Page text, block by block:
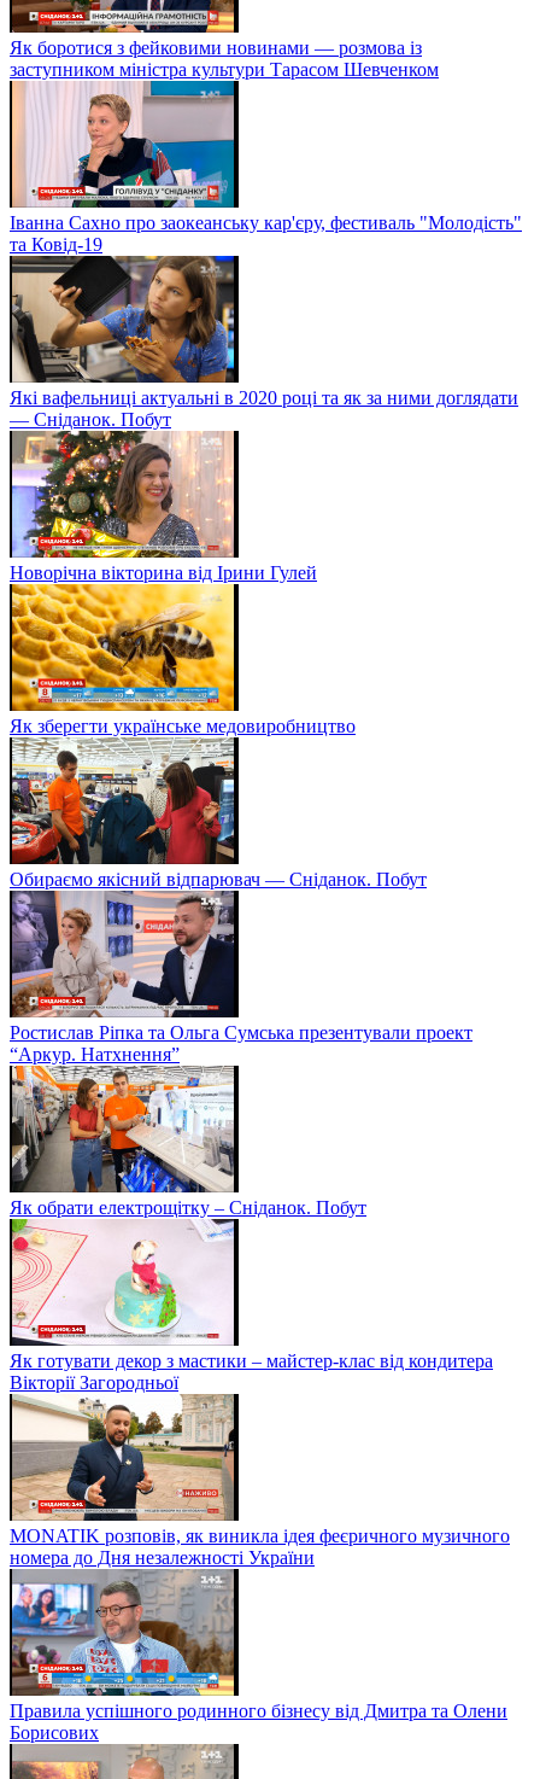
Як боротися з фейковими новинами — розмова із
заступником міністра культури Тарасом Шевченком
Іванна Сахно про заокеанську кар'єру, фестиваль "Молодість"
та Ковід-19
Які вафельниці актуальні в 2020 році та як за ними доглядати
— Сніданок. Побут
Новорічна вікторина від Ірини Гулей
Як зберегти українське медовиробництво
Обираємо якісний відпарювач — Сніданок. Побут
Ростислав Ріпка та Ольга Сумська презентували проект
“Аркур. Натхнення”
Як обрати електрощітку – Сніданок. Побут
Як готувати декор з мастики – майстер-клас від кондитера
Вікторії Загородньої
MONATIK розповів, як виникла ідея феєричного музичного
номера до Дня незалежності України
Правила успішного родинного бізнесу від Дмитра та Олени
Борисових